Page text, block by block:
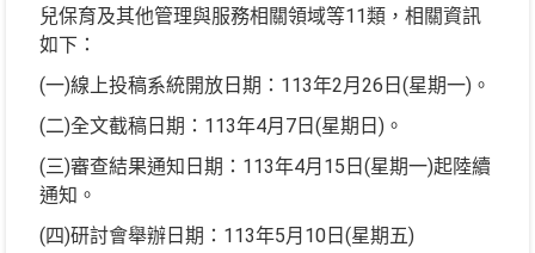
兒保育及其他管理與服務相關領域等11類，相關資訊
如下：
(一)線上投稿系統開放日期：113年2月26日(星期一)。
(二)全文截稿日期：113年4月7日(星期日)。
(三)審查結果通知日期：113年4月15日(星期一)起陸續
通知。
(四)研討會舉辦日期：113年5月10日(星期五)